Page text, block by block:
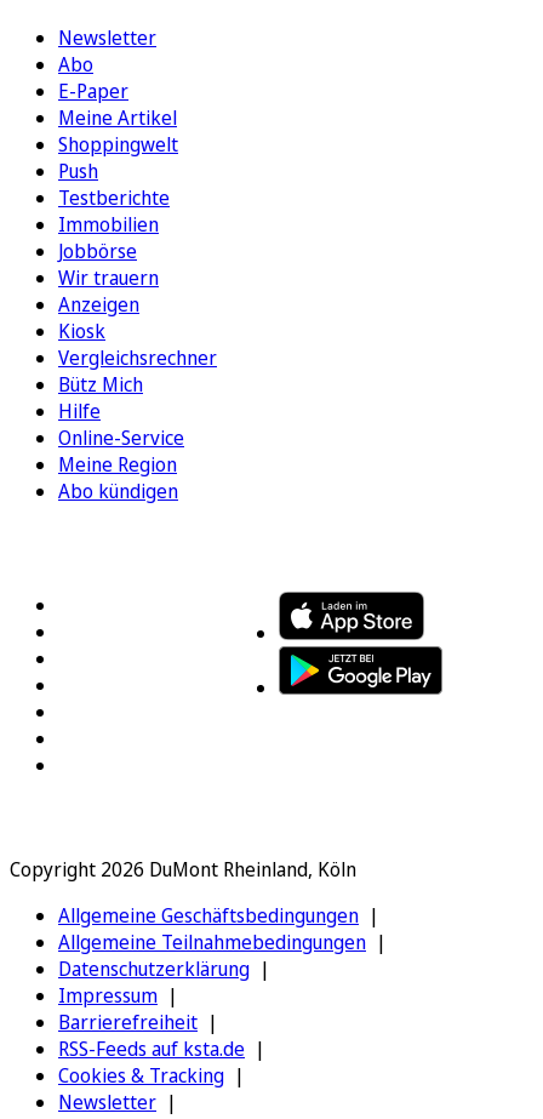
Newsletter
Abo
E-Paper
Meine Artikel
Shoppingwelt
Push
Testberichte
Immobilien
Jobbörse
Wir trauern
Anzeigen
Kiosk
Vergleichsrechner
Bütz Mich
Hilfe
Online-Service
Meine Region
Abo kündigen
Copyright 2026 DuMont Rheinland, Köln
Allgemeine Geschäftsbedingungen
Allgemeine Teilnahmebedingungen
Datenschutzerklärung
Impressum
Barrierefreiheit
RSS-Feeds auf ksta.de
Cookies & Tracking
Newsletter